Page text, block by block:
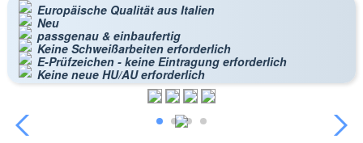
Europäische Qualität aus Italien
Neu
passgenau & einbaufertig
Keine Schweißarbeiten erforderlich
E-Prüfzeichen - keine Eintragung erforderlich
Keine neue HU/AU erforderlich